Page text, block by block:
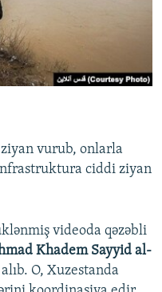
vurub, onlarla
infrastruktura ciddi ziyan
videoda qəzəbli
Khadem Sayyid al-
alıb. O, Xuzestanda